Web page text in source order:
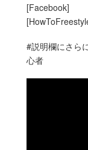
[Facebook]
#説明欄にさら
心者